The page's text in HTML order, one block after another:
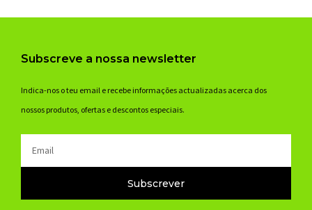
9x20x6
Subscreve a nossa newsletter
Indica-nos o teu email e recebe informações actualizadas acerca dos
nossos produtos, ofertas e descontos especiais.
Subscrever